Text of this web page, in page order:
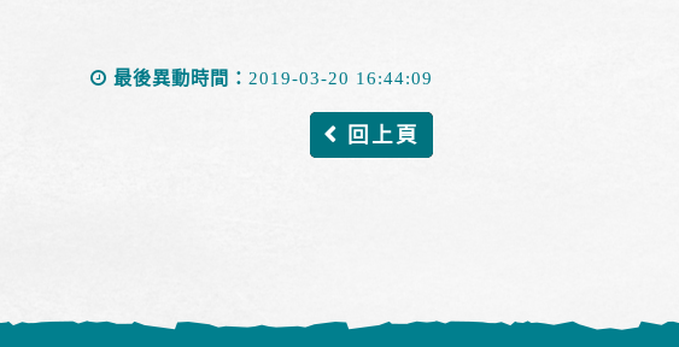
最後異動時間： 2019-03-20 16:44:09
回上頁